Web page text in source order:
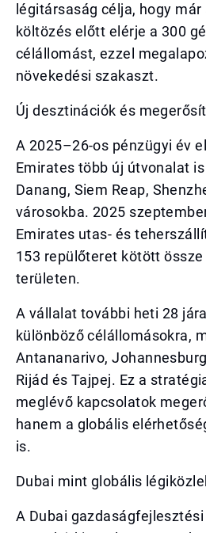
légitársaság célja, hogy már
költözés előtt elérje a 300
célállomást, ezzel
növekedési szakaszt.
Új desztinációk és
A 2025–26-os pénzügyi év
Emirates több új útvonalat
Danang, Siem Reap,
városokba. 2025
Emirates utas- és
153 repülőteret kötött
területen.
A vállalat további heti 28
különböző célállomásokra,
Antananarivo,
Rijád és Tajpej. Ez a
meglévő kapcsolatok
hanem a globális
is.
Dubai mint globális
A Dubai